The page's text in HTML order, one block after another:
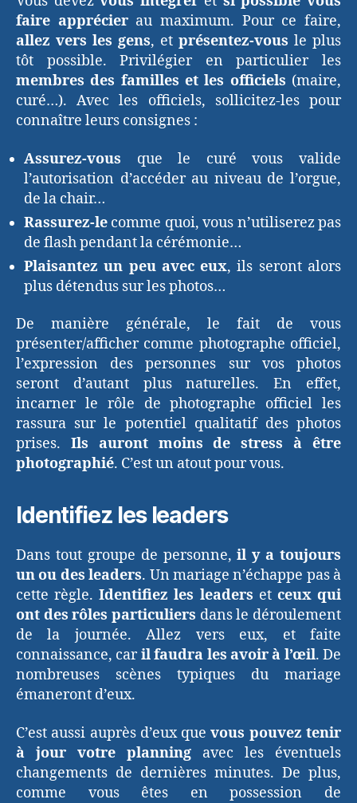
faire apprécierau maximum. Pour ce faire,
allez vers les gens, et présentez-vous le plus
tôt possible. Privilégier en particulier les
membres des familles et les officiels (maire,
curé…). Avec les officiels, sollicitez-les pour
connaître leurs consignes :
Assurez-vous que le curé vous valide
l’autorisation d’accéder au niveau de l’orgue,
de la chair…
Rassurez-le comme quoi, vous n’utiliserez pas
de flash pendant la cérémonie…
Plaisantez un peu avec eux, ils seront alors
plus détendus sur les photos…
De manière générale, le fait de vous
présenter/afficher comme photographe officiel,
l’expression des personnes sur vos photos
seront d’autant plus naturelles. En effet,
incarner le rôle de photographe officiel les
rassura sur le potentiel qualitatif des photos
prises. Ils auront moins de stress à être
photographié. C’est un atout pour vous.
Identifiez les leaders
Dans tout groupe de personne,il y a toujours
un ou des leaders. Un mariage n’échappe pas à
cette règle.Identifiez les leaders et ceux qui
ont des rôles particuliers dans le déroulement
de la journée. Allez vers eux, et faite
connaissance, caril faudra les avoir à l’œil. De
nombreuses scènes typiques du mariage
émaneront d’eux.
C’est aussi auprès d’eux quevous pouvez tenir
à jour votre planning avec les éventuels
changements de dernières minutes. De plus,
comme vous êtes en possession de